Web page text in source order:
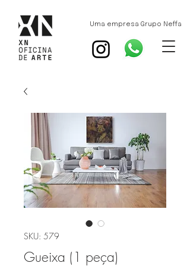
Uma empresa Grupo Neffa
SKU: 579
Gueixa (1 peça)